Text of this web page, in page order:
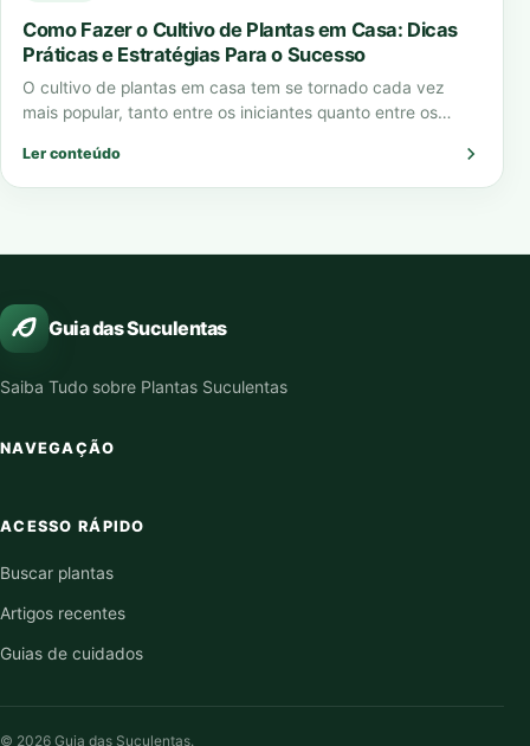
Como Fazer o Cultivo de Plantas em Casa: Dicas
Práticas e Estratégias Para o Sucesso
O cultivo de plantas em casa tem se tornado cada vez
mais popular, tanto entre os iniciantes quanto entre os
Ler conteúdo
Guia das Suculentas
Saiba Tudo sobre Plantas Suculentas
NAVEGAÇÃO
ACESSO RÁPIDO
Buscar plantas
Artigos recentes
Guias de cuidados
© 2026 Guia das Suculentas.